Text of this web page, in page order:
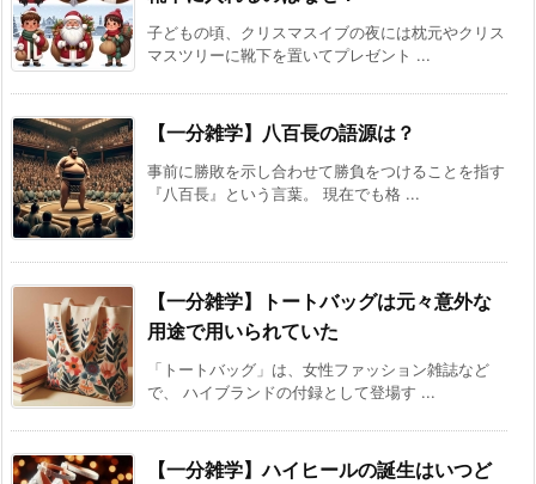
子どもの頃、クリスマスイブの夜には枕元やクリス
マスツリーに靴下を置いてプレゼント ...
【一分雑学】八百長の語源は？
事前に勝敗を示し合わせて勝負をつけることを指す
『八百長』という言葉。 現在でも格 ...
【一分雑学】トートバッグは元々意外な
用途で用いられていた
「トートバッグ」は、女性ファッション雑誌など
で、 ハイブランドの付録として登場す ...
【一分雑学】ハイヒールの誕生はいつど